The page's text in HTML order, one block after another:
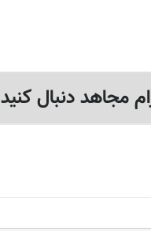
مجاهد دنبال کنید